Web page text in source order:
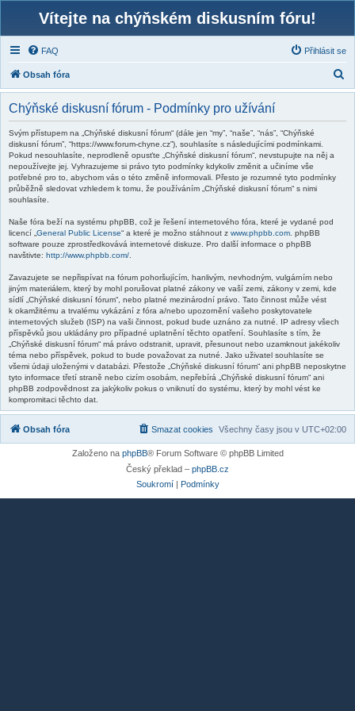
Vítejte na chýňském diskusním fóru!
FAQ Přihlásit se
Obsah fóra
l
Chýňské diskusní fórum - Podmínky pro užívání
Svým přístupem na „Chýňské diskusní fórum“ (dále jen “my”, “naše”, “nás”, “Chýňské
diskusní fórum”, “https://www.forum-chyne.cz”), souhlasíte s následujícími podmínkami.
Pokud nesouhlasíte, neprodleně opusťte „Chýňské diskusní fórum“, nevstupujte na něj a
nepoužívejte jej. Vyhrazujeme si právo tyto podmínky kdykoliv změnit a učiníme vše
potřebné pro to, abychom vás o této změně informovali. Přesto je rozumné tyto podmínky
průběžně sledovat vzhledem k tomu, že používáním „Chýňské diskusní fórum“ s nimi
souhlasíte.
Naše fóra beží na systému phpBB, což je řešení internetového fóra, které je vydané pod
licencí „ General Public License“ a které je možno stáhnout z www.phpbb.com . phpBB
software pouze zprostředkovává internetové diskuze. Pro další informace o phpBB
navštivte: http://www.phpbb.com/
Zavazujete se nepřispívat na fórum pohoršujícím, hanlivým, nevhodným, vulgárním nebo
jiným materiálem, který by mohl porušovat platné zákony ve vaší zemi, zákony v zemi, kde
sídlí „Chýňské diskusní fórum“, nebo platné mezinárodní právo. Tato činnost může vést
k okamžitému a trvalému vykázání z fóra a/nebo upozornění vašeho poskytovatele
internetových služeb (ISP) na vaši činnost, pokud bude uznáno za nutné. IP adresy všech
příspěvků jsou ukládány pro případné uplatnění těchto opatření. Souhlasíte s tím, že
„Chýňské diskusní fórum“ má právo odstranit, upravit, přesunout nebo uzamknout jakékoliv
téma nebo příspěvek, pokud to bude považovat za nutné. Jako uživatel souhlasíte se
všemi údaji uloženými v databázi. Přestože „Chýňské diskusní fórum“ ani phpBB neposkytne
tyto informace třetí straně nebo cizím osobám, nepřebírá „Chýňské diskusní fórum“ ani
phpBB zodpovědnost za jakýkoliv pokus o vniknutí do systému, který by mohl vést ke
kompromitaci těchto dat.
Obsah fóra Všechny časy jsou v UTC+02:00
Smazat cookies
Založeno na phpBB® Forum Software © phpBB Limited
Český překlad – phpBB.cz
Soukromí| Podmínky